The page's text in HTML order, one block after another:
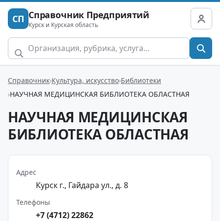
СП Справочник Предприятий
Курск и Курская область
Справочник Культура, искусство Библиотеки
НАУЧНАЯ МЕДИЦИНСКАЯ БИБЛИОТЕКА ОБЛАСТНАЯ
НАУЧНАЯ МЕДИЦИНСКАЯ
БИБЛИОТЕКА ОБЛАСТНАЯ
Адрес
Курск г., Гайдара ул., д. 8
Телефоны
+7 (4712) 22862